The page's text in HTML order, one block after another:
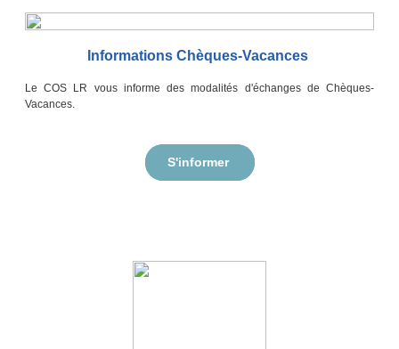
Informations Chèques-Vacances
Le COS LR vous informe des modalités d'échanges de Chèques-
Vacances.
S'informer